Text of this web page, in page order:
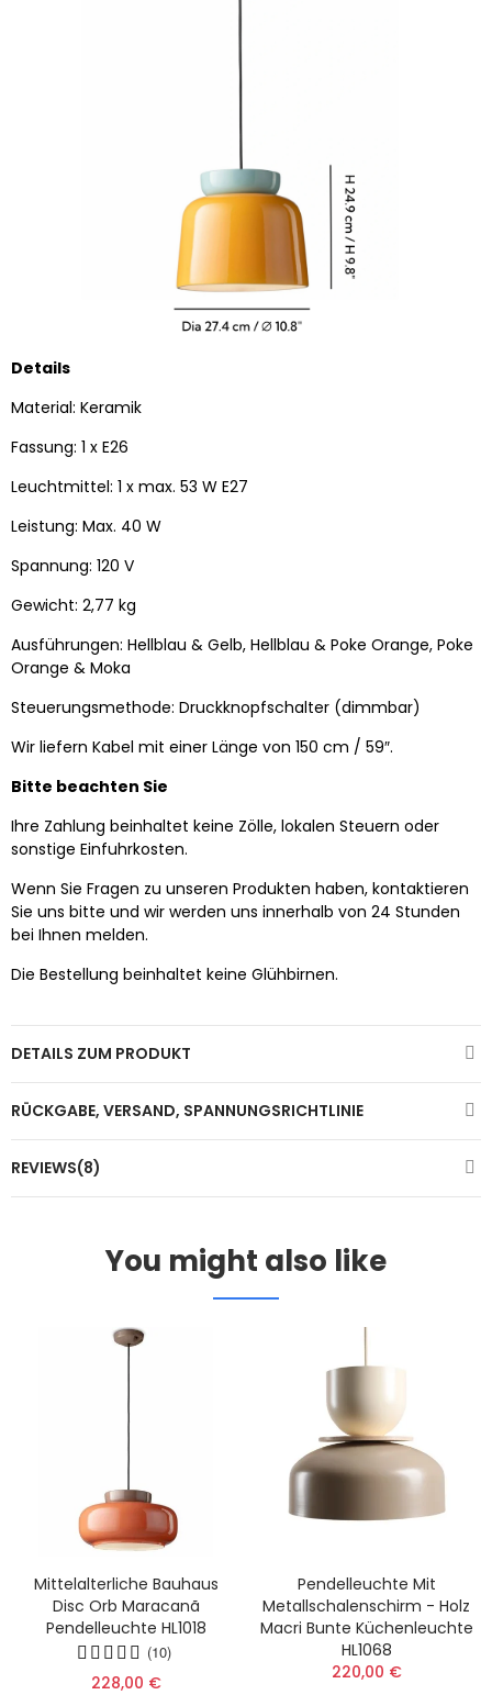
Details
Material: Keramik
Fassung: 1 x E26
Leuchtmittel: 1 x max. 53 W E27
Leistung: Max. 40 W
Spannung: 120 V
Gewicht: 2,77 kg
Ausführungen: Hellblau & Gelb, Hellblau & Poke Orange, Poke
Orange & Moka
Steuerungsmethode: Druckknopfschalter (dimmbar)
Wir liefern Kabel mit einer Länge von 150 cm / 59″.
Bitte beachten Sie
Ihre Zahlung beinhaltet keine Zölle, lokalen Steuern oder
sonstige Einfuhrkosten.
Wenn Sie Fragen zu unseren Produkten haben, kontaktieren
Sie uns bitte und wir werden uns innerhalb von 24 Stunden
bei Ihnen melden.
Die Bestellung beinhaltet keine Glühbirnen.
DETAILS ZUM PRODUKT
RÜCKGABE, VERSAND, SPANNUNGSRICHTLINIE
REVIEWS(8)
You might also like
Mittelalterliche Bauhaus
Disc Orb Maracanã
Pendelleuchte HL1018
(10)
228,00 €
Pendelleuchte Mit
Metallschalenschirm - Holz
Macri Bunte Küchenleuchte
HL1068
220,00 €